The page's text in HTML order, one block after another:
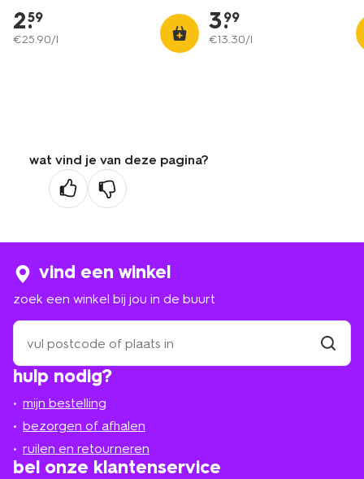
2.
59
€25.90/l
3.
99
€13.30/l
wat vind je van deze pagina?
hulp nodig?
mijn bestelling
bezorgen of afhalen
ruilen en retourneren
bel onze klantenservice
vind een winkel
zoek een winkel bij jou in de buurt
zoek
een
winkel
bij
in
de
buurt